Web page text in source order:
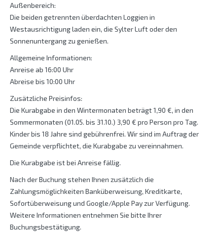
Außenbereich:
Die beiden getrennten überdachten Loggien in
Westausrichtigung laden ein, die Sylter Luft oder den
Sonnenuntergang zu genießen.
Allgemeine Informationen:
Anreise ab 16:00 Uhr
Abreise bis 10:00 Uhr
Zusätzliche Preisinfos:
Die Kurabgabe in den Wintermonaten beträgt 1,90 €, in den
Sommermonaten (01.05. bis 31.10.) 3,90 € pro Person pro Tag.
Kinder bis 18 Jahre sind gebührenfrei. Wir sind im Auftrag der
Gemeinde verpflichtet, die Kurabgabe zu vereinnahmen.
Die Kurabgabe ist bei Anreise fällig.
Nach der Buchung stehen Ihnen zusätzlich die
Zahlungsmöglichkeiten Banküberweisung, Kreditkarte,
Sofortüberweisung und Google/Apple Pay zur Verfügung.
Weitere Informationen entnehmen Sie bitte Ihrer
Buchungsbestätigung.